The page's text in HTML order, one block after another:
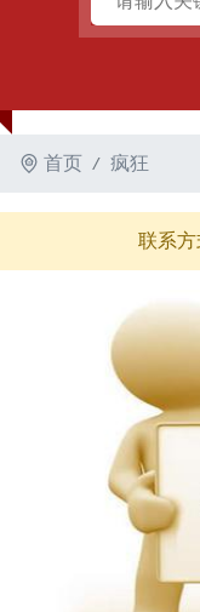
首页 疯狂
联系方